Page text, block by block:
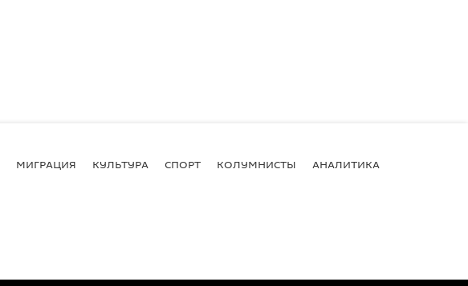
МИГРАЦИЯ КУЛЬТУРА СПОРТ КОЛУМНИСТЫ АНАЛИТИКА